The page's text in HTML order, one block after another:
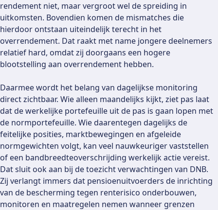
rendement niet, maar vergroot wel de spreiding in
uitkomsten. Bovendien komen de mismatches die
hierdoor ontstaan uiteindelijk terecht in het
overrendement. Dat raakt met name jongere deelnemers
relatief hard, omdat zij doorgaans een hogere
blootstelling aan overrendement hebben.
Daarmee wordt het belang van dagelijkse monitoring
direct zichtbaar. Wie alleen maandelijks kijkt, ziet pas laat
dat de werkelijke portefeuille uit de pas is gaan lopen met
de normportefeuille. Wie daarentegen dagelijks de
feitelijke posities, marktbewegingen en afgeleide
normgewichten volgt, kan veel nauwkeuriger vaststellen
of een bandbreedteoverschrijding werkelijk actie vereist.
Dat sluit ook aan bij de toezicht verwachtingen van DNB.
Zij verlangt immers dat pensioenuitvoerders de inrichting
van de bescherming tegen renterisico onderbouwen,
monitoren en maatregelen nemen wanneer grenzen